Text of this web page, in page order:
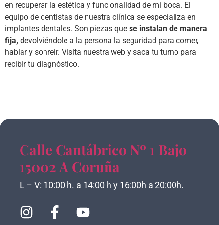
en recuperar la estética y funcionalidad de mi boca. El
equipo de dentistas de nuestra clínica se especializa en
implantes dentales. Son piezas que se instalan de manera
fija, devolviéndole a la persona la seguridad para comer,
hablar y sonreir. Visita nuestra web y saca tu turno para
recibir tu diagnóstico.
Calle Cantábrico Nº 1 Bajo
15002 A Coruña
L – V: 10:00 h. a 14:00 h y 16:00h a 20:00h.